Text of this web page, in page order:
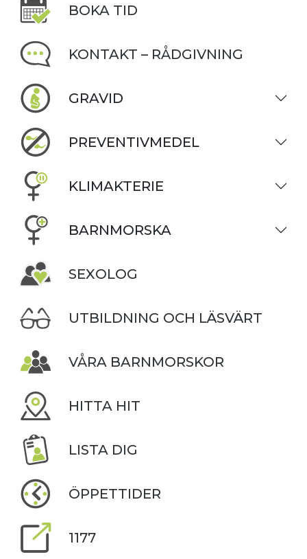
BOKA TID
KONTAKT – RÅDGIVNING
GRAVID
PREVENTIVMEDEL
KLIMAKTERIE
BARNMORSKA
SEXOLOG
UTBILDNING OCH LÄSVÄRT
VÅRA BARNMORSKOR
HITTA HIT
LISTA DIG
ÖPPETTIDER
1177